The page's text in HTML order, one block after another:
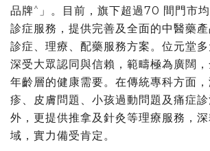
品牌^ 」。目前，旗下超過70 間門市
診症服務，提供完善及全面的中醫藥
診症、理療、配藥服務方案。位元堂
深受大眾認同與信賴，範疇極為廣闊
年齡層的健康需要。在傳統專科方面
疹、皮膚問題、小孩過動問題及痛症
外，更提供推拿及針灸等理療服務，
域，實力備受肯定。